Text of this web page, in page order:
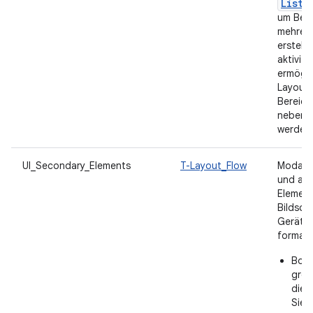
um
werden.
UI_Secondary_Elements T-Layout_Flow
und
die
Sie